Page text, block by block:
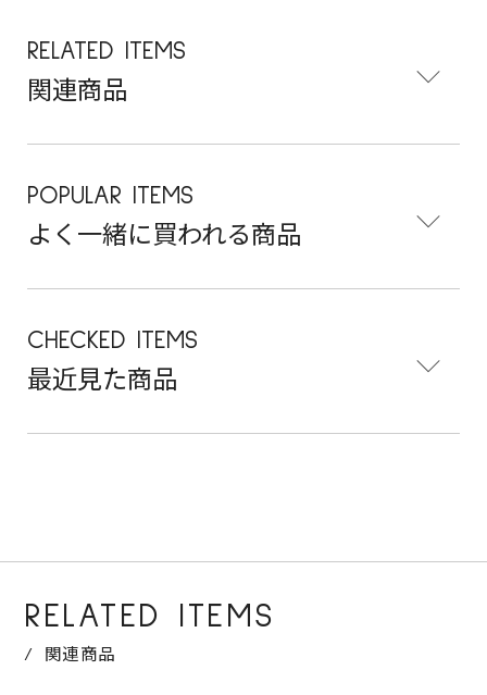
RELATED ITEMS
関連商品
POPULAR ITEMS
よく一緒に買われる商品
CHECKED ITEMS
最近見た商品
RELATED ITEMS
関連商品